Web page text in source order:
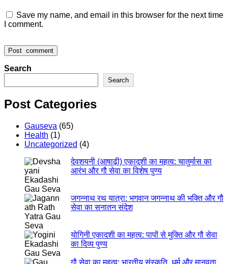
Save my name, and email in this browser for the next time
I comment.
Search
Search
Post Categories
Gauseva (65)
Health (1)
Uncategorized (4)
देवशयनी (आषाढ़ी) एकादशी का महत्व: चातुर्मास का
आरंभ और गौ सेवा का विशेष पुण्य
जगन्नाथ रथ यात्रा: भगवान जगन्नाथ की भक्ति और गौ
सेवा का सनातन संदेश
योगिनी एकादशी का महत्व: पापों से मुक्ति और गौ सेवा
का दिव्य पुण्य